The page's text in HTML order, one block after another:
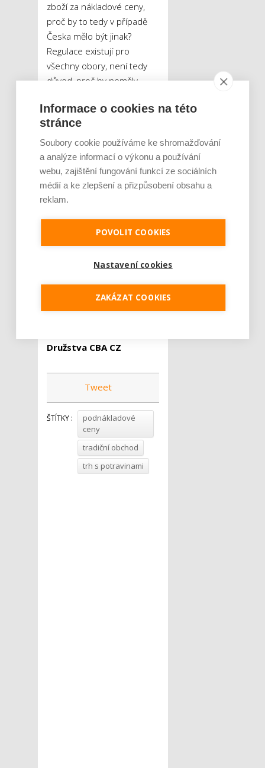
zboží za nákladové ceny,
proč by to tedy v případě
Česka mělo být jinak?
Regulace existují pro
všechny obory, není tedy
důvod, proč by neměly
Konkrétně zákaz
dotovaných cen by
znamenal, že se českému
tradičnímu trhu dostane
stejně výhodných
podmínek jako zahraničním
řetězcům.
Zboží ve velkých
řetězcích je o více než 20
trhu
Družstva CBA CZ
Tweet
ŠTÍTKY :
podnákladové
ceny
tradiční obchod
trh s potravinami
Informace o cookies na této
stránce
Soubory cookie používáme ke shromažďování
a analýze informací o výkonu a používání
webu, zajištění fungování funkcí ze sociálních
médií a ke zlepšení a přizpůsobení obsahu a
reklam.
POVOLIT COOKIES
Nastavení cookies
ZAKÁZAT COOKIES